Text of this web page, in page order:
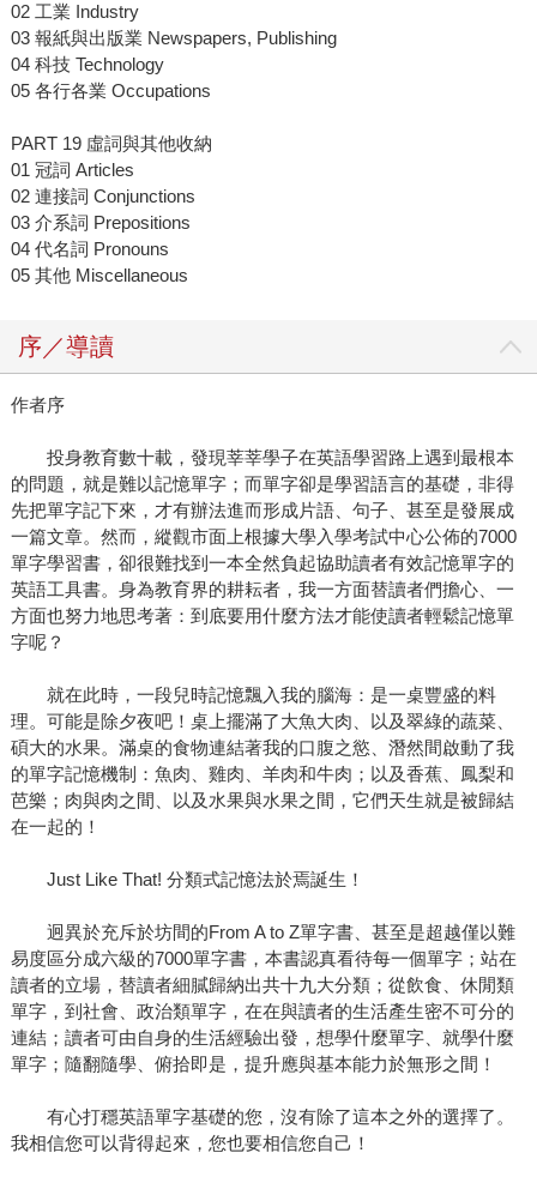
02 工業 Industry
03 報紙與出版業 Newspapers, Publishing
04 科技 Technology
05 各行各業 Occupations
PART 19 虛詞與其他收納
01 冠詞 Articles
02 連接詞 Conjunctions
03 介系詞 Prepositions
04 代名詞 Pronouns
05 其他 Miscellaneous
序／導讀
作者序
投身教育數十載，發現莘莘學子在英語學習路上遇到最根本
的問題，就是難以記憶單字；而單字卻是學習語言的基礎，非得
先把單字記下來，才有辦法進而形成片語、句子、甚至是發展成
一篇文章。然而，縱觀市面上根據大學入學考試中心公佈的7000
單字學習書，卻很難找到一本全然負起協助讀者有效記憶單字的
英語工具書。身為教育界的耕耘者，我一方面替讀者們擔心、一
方面也努力地思考著：到底要用什麼方法才能使讀者輕鬆記憶單
字呢？
就在此時，一段兒時記憶飄入我的腦海：是一桌豐盛的料
理。可能是除夕夜吧！桌上擺滿了大魚大肉、以及翠綠的蔬菜、
碩大的水果。滿桌的食物連結著我的口腹之慾、潛然間啟動了我
的單字記憶機制：魚肉、雞肉、羊肉和牛肉；以及香蕉、鳳梨和
芭樂；肉與肉之間、以及水果與水果之間，它們天生就是被歸結
在一起的！
Just Like That! 分類式記憶法於焉誕生！
迥異於充斥於坊間的From A to Z單字書、甚至是超越僅以難
易度區分成六級的7000單字書，本書認真看待每一個單字；站在
讀者的立場，替讀者細膩歸納出共十九大分類；從飲食、休閒類
單字，到社會、政治類單字，在在與讀者的生活產生密不可分的
連結；讀者可由自身的生活經驗出發，想學什麼單字、就學什麼
單字；隨翻隨學、俯拾即是，提升應與基本能力於無形之間！
有心打穩英語單字基礎的您，沒有除了這本之外的選擇了。
我相信您可以背得起來，您也要相信您自己！